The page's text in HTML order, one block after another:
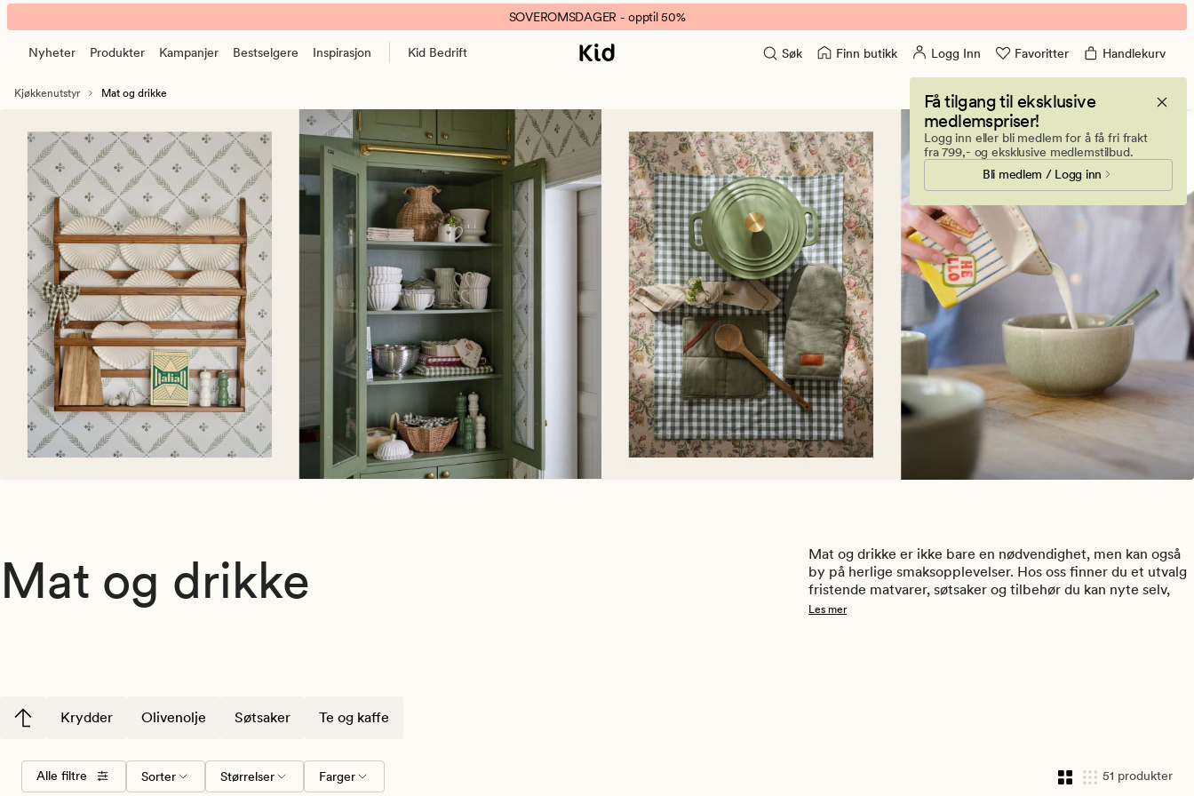
Mat
og
drikke
Søtsaker,
tilbehør
banner.
Klikk
for
pause.
SOVEROMSDAGER - opptil 50%
Nyheter Produkter Kampanjer Bestselgere Inspirasjon Kid Bedrift Søk Finn butikk Logg Inn Favoritter Handlekurv
Få tilgang til eksklusive
medlemspriser!
Logg inn eller bli medlem for å få fri frakt
fra 799,- og eksklusive medlemstilbud.
Bli medlem / Logg inn
Kjøkkenutstyr Mat og drikke
Mat og drikke
Mat og drikke er ikke bare en nødvendighet, men kan også
by på herlige smaksopplevelser. Hos oss finner du et utvalg
fristende matvarer, søtsaker og tilbehør du kan nyte selv,
servere til gjester, eller gi i gave til hobbykokken eller noen
Les mer
Krydder Olivenolje Søtsaker Te og kaffe
Alle filtre
Velg
sorteringsrekkefølge
Sorter Størrelser
Størrelser Farger
Farger 51 produkter